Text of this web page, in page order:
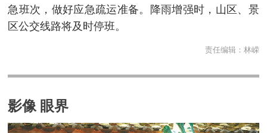
急班次，做好应急疏运准备。降雨增强时，山区、景
区公交线路将及时停班。
责任编辑： 林嵘
影像 眼界